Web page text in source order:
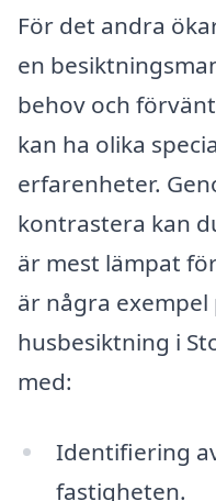
För det andra
en
behov och
kan ha olika
erfarenheter.
kontrastera kan
är mest lämpat
är några exempel
husbesiktning i
med:
Identifiering
fastigheten.